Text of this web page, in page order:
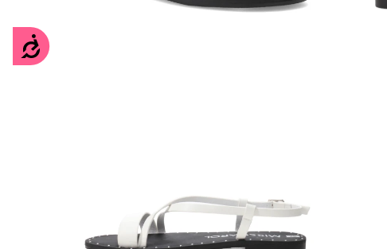
Accesibilidad